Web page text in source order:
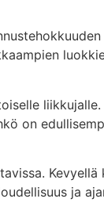
liikkujalle.
on
Kevyellä
ja